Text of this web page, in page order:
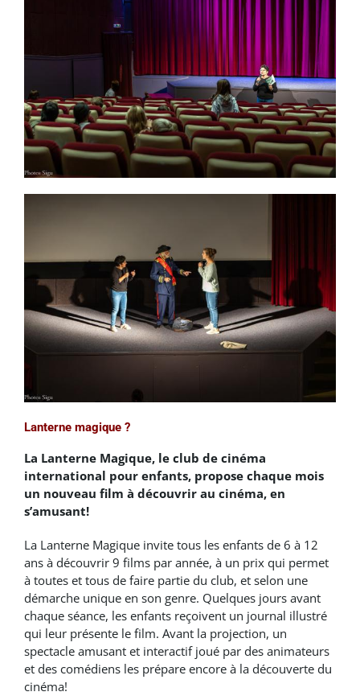
Lanterne magique ?
La Lanterne Magique, le club de cinéma
international pour enfants, propose chaque mois
un nouveau film à découvrir au cinéma, en
s’amusant!
La Lanterne Magique invite tous les enfants de 6 à 12
ans à découvrir 9 films par année, à un prix qui permet
à toutes et tous de faire partie du club, et selon une
démarche unique en son genre. Quelques jours avant
chaque séance, les enfants reçoivent un journal illustré
qui leur présente le film. Avant la projection, un
spectacle amusant et interactif joué par des animateurs
et des comédiens les prépare encore à la découverte du
cinéma!